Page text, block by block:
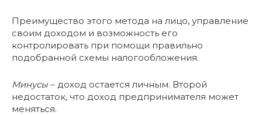
Преимущество этого метода на лицо, управление
своим доходом и возможность его
контролировать при помощи правильно
подобранной схемы налогообложения.
Минусы – доход остается личным. Второй
недостаток, что доход предпринимателя может
меняться.